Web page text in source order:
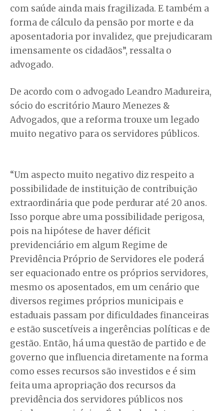
com saúde ainda mais fragilizada. E também a
forma de cálculo da pensão por morte e da
aposentadoria por invalidez, que prejudicaram
imensamente os cidadãos”, ressalta o
advogado.
De acordo com o advogado Leandro Madureira,
sócio do escritório Mauro Menezes &
Advogados, que a reforma trouxe um legado
muito negativo para os servidores públicos.
“Um aspecto muito negativo diz respeito a
possibilidade de instituição de contribuição
extraordinária que pode perdurar até 20 anos.
Isso porque abre uma possibilidade perigosa,
pois na hipótese de haver déficit
previdenciário em algum Regime de
Previdência Próprio de Servidores ele poderá
ser equacionado entre os próprios servidores,
mesmo os aposentados, em um cenário que
diversos regimes próprios municipais e
estaduais passam por dificuldades financeiras
e estão suscetíveis a ingerências políticas e de
gestão. Então, há uma questão de partido e de
governo que influencia diretamente na forma
como esses recursos são investidos e é sim
feita uma apropriação dos recursos da
previdência dos servidores públicos nos